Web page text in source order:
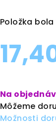
hviezdičiek.
Položka
cena:
Na
Môžeme
Možnosti